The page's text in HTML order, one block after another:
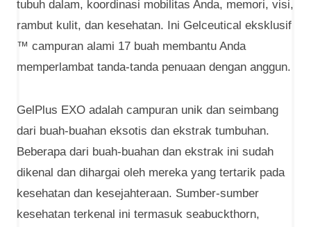
tubuh dalam, koordinasi mobilitas Anda, memori, visi,
rambut kulit, dan kesehatan. Ini Gelceutical eksklusif
™ campuran alami 17 buah membantu Anda
memperlambat tanda-tanda penuaan dengan anggun.
GelPlus EXO adalah campuran unik dan seimbang
dari buah-buahan eksotis dan ekstrak tumbuhan.
Beberapa dari buah-buahan dan ekstrak ini sudah
dikenal dan dihargai oleh mereka yang tertarik pada
kesehatan dan kesejahteraan. Sumber-sumber
kesehatan terkenal ini termasuk seabuckthorn,